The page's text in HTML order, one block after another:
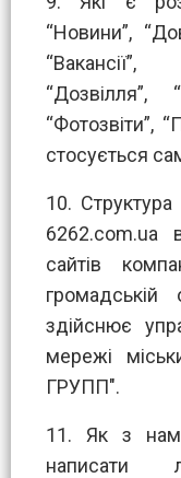
“Новини”,
“Дозвілля”,
“Фотозвіти”,
стосується
10. Структура
6262.com.ua
сайтів
громадській
здійснює
мережі
ГРУПП".
11. Як з
написати